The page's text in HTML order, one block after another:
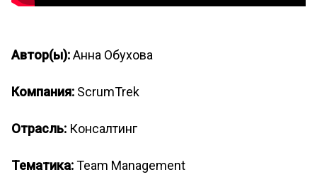
Автор(ы):Анна Обухова
Компания: ScrumTrek
Отрасль: Консалтинг
Тематика:Team Management